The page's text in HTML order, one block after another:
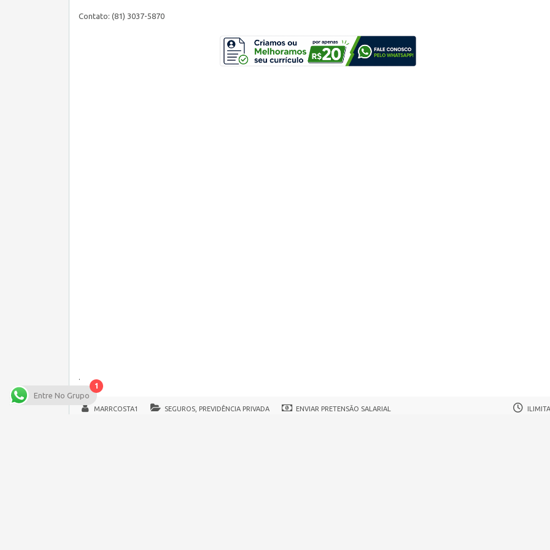
Contato: (81) 3037-5870
.
MARRCOSTA1 SEGUROS, PREVIDÊNCIA PRIVADA ENVIAR PRETENSÃO SALARIAL
1
Entre No Grupo